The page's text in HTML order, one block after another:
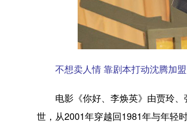
不想卖人情 靠剧本打动沈腾加盟
电影《你好、李焕英》由贾玲、
世，从2001年穿越回1981年与年轻